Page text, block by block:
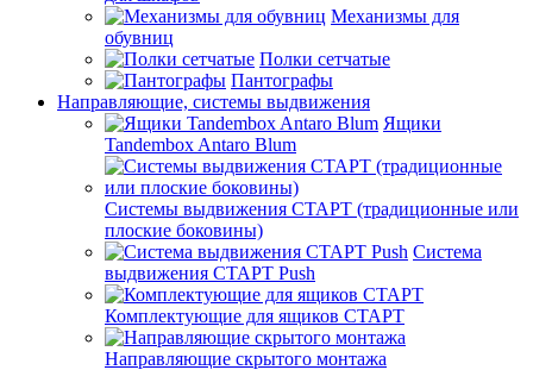
Механизмы для
обувниц
Полки сетчатые
Пантографы
Направляющие, системы выдвижения
Ящики
Tandembox Antaro Blum
Системы выдвижения СТАРТ (традиционные или
плоские боковины)
Система
выдвижения СТАРТ Push
Комплектующие для ящиков СТАРТ
Направляющие скрытого монтажа